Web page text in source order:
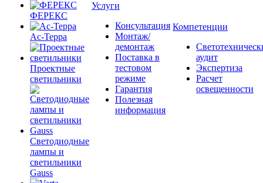
ФЕРЕКС
Ас-Терра
Проектные
светильники
Светодиодные
лампы и
светильники
Gauss
Услуги
Консультация
Монтаж/
демонтаж
Поставка в
тестовом
режиме
Гарантия
Полезная
информация
Компетенции
аудит
Экспертиза
Расчет
освещенности